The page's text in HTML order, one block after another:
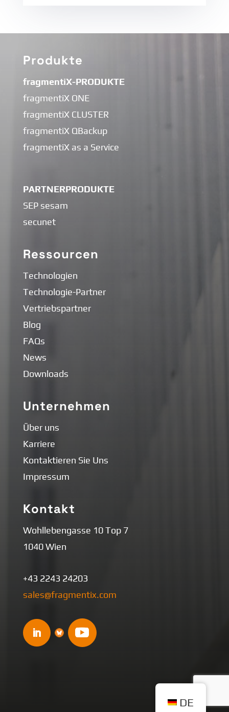
Produkte
fragmentiX-PRODUKTE
fragmentiX ONE
fragmentiX CLUSTER
fragmentiX QBackup
fragmentiX as a Service
PARTNERPRODUKTE
SEP sesam
secunet
Ressourcen
Technologien
Technologie-Partner
Vertriebspartner
Blog
FAQs
News
Downloads
Unternehmen
Über uns
Karriere
Kontaktieren Sie Uns
Impressum
Kontakt
Wohllebengasse 10 Top 7
1040 Wien
+43 2243 24203
sales@fragmentix.com
DE